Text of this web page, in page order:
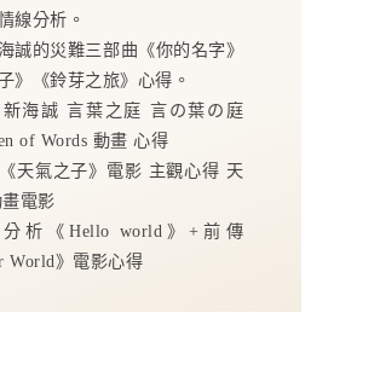
線分析。
誠的災難三部曲《你的名字》
》《鈴芽之旅》心得。
海誠 言葉之庭 言の葉の庭
of Words 動畫 心得
天氣之子》電影 主觀心得 天
電影
析《Hello world》+前傳
World》電影心得